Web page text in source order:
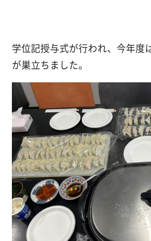
学位記授与式が行われ、今年度
が巣立ちました。